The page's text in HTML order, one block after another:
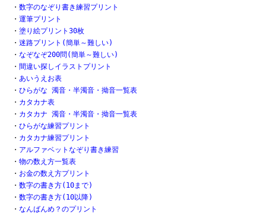
・ 数字のなぞり書き練習プリント
・ 運筆プリント
・ 塗り絵プリント30枚
・ 迷路プリント(簡単～難しい)
・ なぞなぞ200問(簡単～難しい)
・ 間違い探しイラストプリント
・ あいうえお表
・ ひらがな 濁音・半濁音・拗音一覧表
・ カタカナ表
・ カタカナ 濁音・半濁音・拗音一覧表
・ ひらがな練習プリント
・ カタカナ練習プリント
・ アルファベットなぞり書き練習
・ 物の数え方一覧表
・ お金の数え方プリント
・ 数字の書き方(10まで)
・ 数字の書き方(10以降)
・ なんばんめ？のプリント